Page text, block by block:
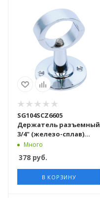
SG104SCZ6605
Держатель разъемный
3/4" (железо-сплав)
хромированный 100
шт/кор
Много
378 руб.
В КОРЗИНУ